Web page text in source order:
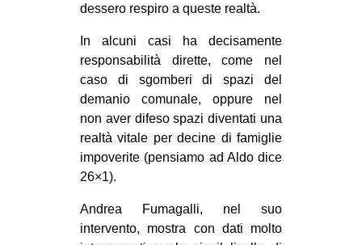
dessero respiro a queste realtà.
In alcuni casi ha decisamente
responsabilità dirette, come nel
caso di sgomberi di spazi del
demanio comunale, oppure nel
non aver difeso spazi diventati una
realtà vitale per decine di famiglie
impoverite (pensiamo ad Aldo dice
26×1).
Andrea Fumagalli, nel suo
intervento, mostra con dati molto